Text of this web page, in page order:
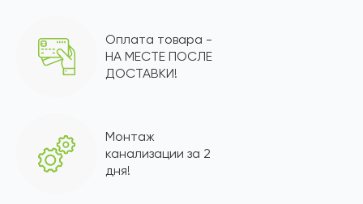
Оплата товара -
НА МЕСТЕ ПОСЛЕ
ДОСТАВКИ!
Монтаж
канализации за 2
дня!